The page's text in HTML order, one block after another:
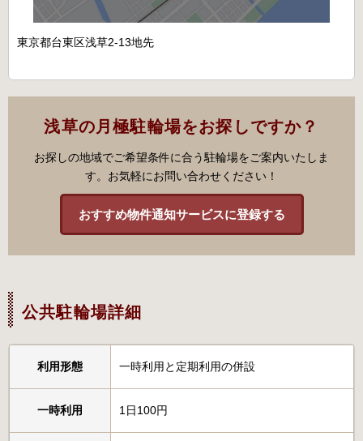
東京都台東区浅草2-13地先
浅草の月極駐輪場をお探しですか？
お探しの地域でご希望条件に合う駐輪場をご案内いたしま
す。お気軽にお問い合わせください！
おすすめ物件通知サービスに登録する
公共駐輪場詳細
利用形態 一時利用と定期利用の併設
一時利用 1日100円